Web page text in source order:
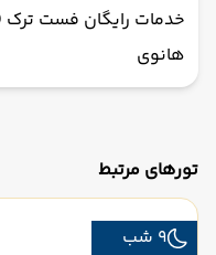
هانوی
تورهای مرتبط
9 شب